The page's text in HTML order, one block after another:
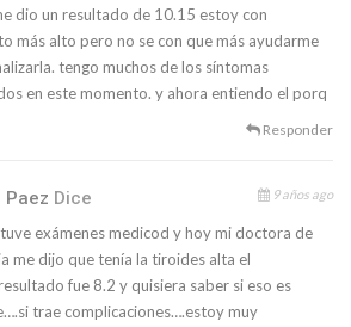
dio un resultado de 10.15 estoy con
más alto pero no se con que más ayudarme
tengo muchos de los síntomas
en este momento. y ahora entiendo el porq
Responder
Paez Dice 9 años ago
exámenes medicod y hoy mi doctora de
me dijo que tenía la tiroides alta el
fue 8.2 y quisiera saber si eso es
trae complicaciones….estoy muy